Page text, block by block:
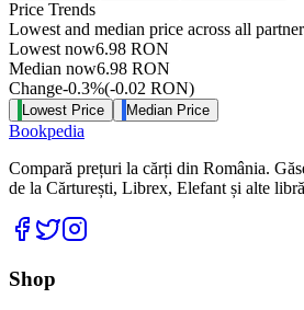
Price Trends
Lowest and median price across all
Lowest now6.98 RON
Median now6.98 RON
Change-0.3%(-0.02 RON)
Lowest Price Median Price
Bookpedia
Compară prețuri la cărți din România.
de la Cărturești, Librex, Elefant și alte
Facebook
Twitter
Shop